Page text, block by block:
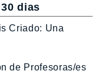
dias
Criado: Una
de Profesoras/es